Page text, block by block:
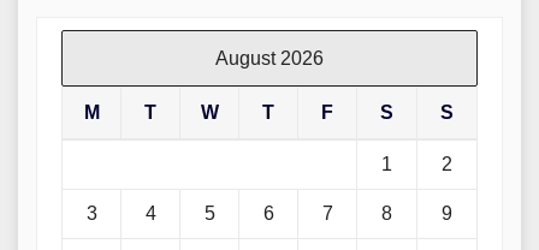
August 2026
M T W T F S S
1 2
3 4 5 6 7 8 9